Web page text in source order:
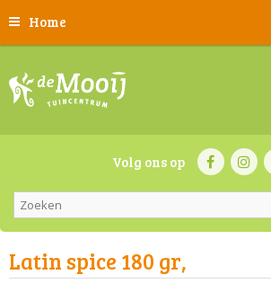
Home
Volg ons op
Latin spice 180 gr,